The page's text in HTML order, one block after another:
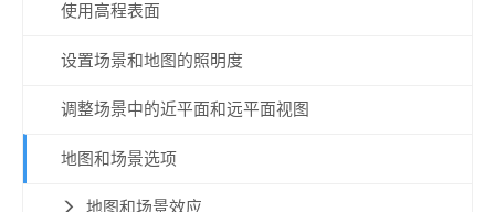
使用高程表面
设置场景和地图的照明度
调整场景中的近平面和远平面视图
地图和场景选项